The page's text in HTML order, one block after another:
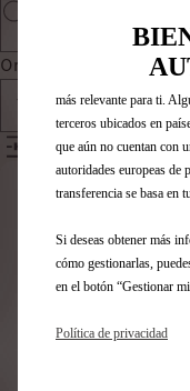
Ordenar por
Todos los productos
FILTROS
Identifica tu
Elige cómo
ver los accesorios
Modelo
funciones, como el
también puede utilizar
más relevante para ti.
terceros ubicados en
que aún no cuentan con
autoridades europeas de
transferencia se basa en
Si deseas obtener más
cómo gestionarlas,
en el botón “Gestionar
Política de privacidad